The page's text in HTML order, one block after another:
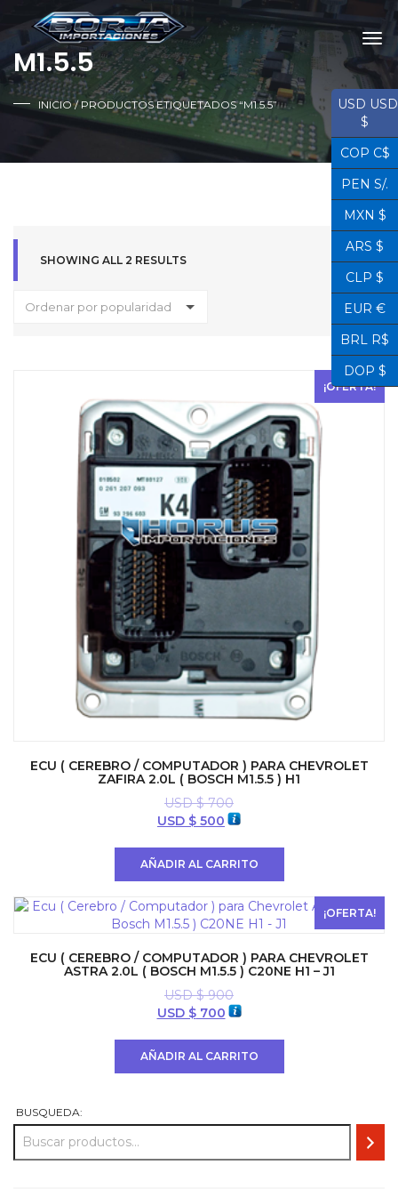
M1.5.5
INICIO/ PRODUCTOS ETIQUETADOS “M1.5.5”
SHOWING ALL 2 RESULTS
Ordenar por popularidad
¡OFERTA!
ECU ( CEREBRO / COMPUTADOR ) PARA CHEVROLET
ZAFIRA 2.0L ( BOSCH M1.5.5 ) H1
USD $700
El
$ 700.
USD $ 500 El
$ 500.
AÑADIR AL CARRITO
¡OFERTA!
ECU ( CEREBRO / COMPUTADOR ) PARA CHEVROLET
ASTRA 2.0L ( BOSCH M1.5.5 ) C20NE H1 – J1
USD $900
El
era:
USD $700El
es:
AÑADIR AL CARRITO
BUSQUEDA:
USD USD
$
COP C$
PEN S/.
MXN $
ARS $
CLP $
EUR €
BRL R$
DOP $